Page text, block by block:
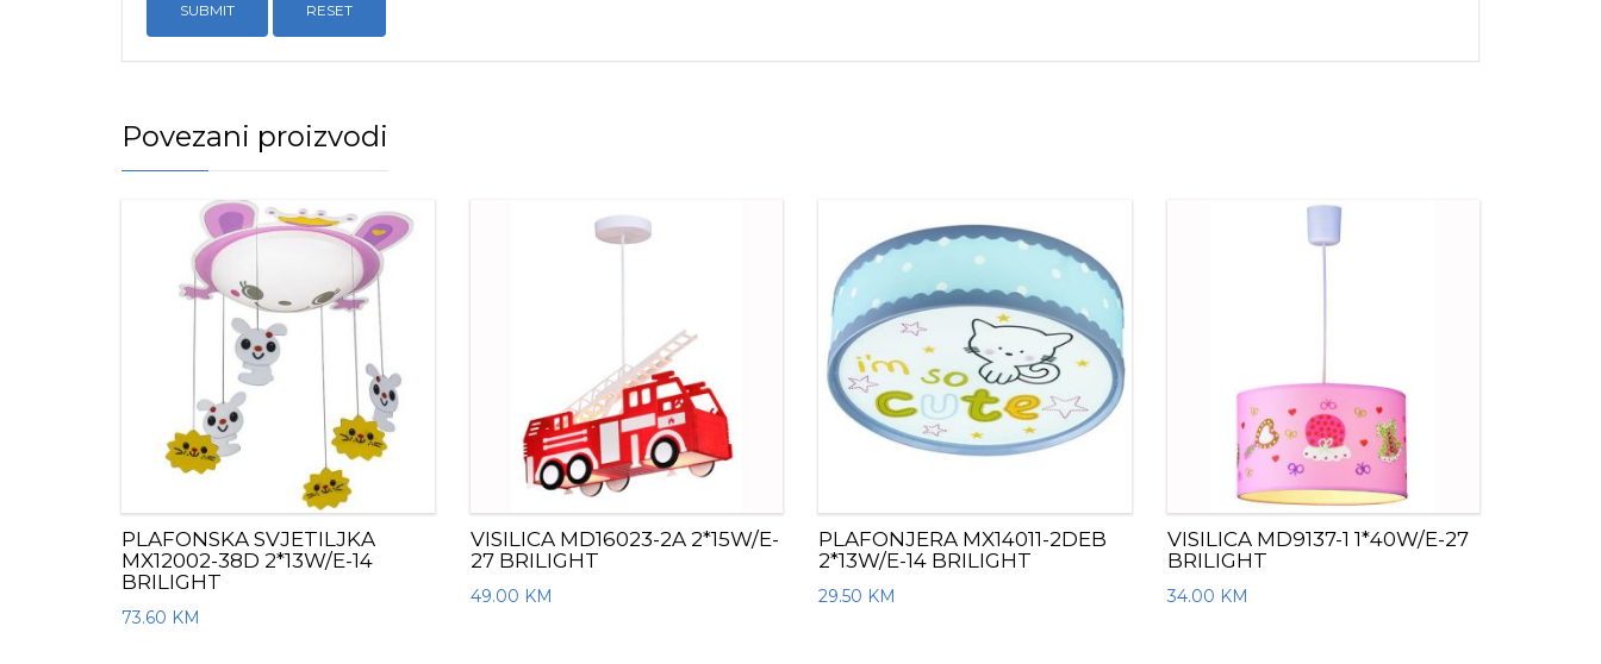
RESET
Povezani proizvodi
PLAFONSKA SVJETILJKA
MX12002-38D 2*13W/E-14
BRILIGHT
73.60 KM
VISILICA MD16023-2A 2*15W/E-
27 BRILIGHT
49.00 KM
PLAFONJERA MX14011-2DEB
2*13W/E-14 BRILIGHT
29.50 KM
VISILICA MD9137-1 1*40W/E-27
BRILIGHT
34.00 KM